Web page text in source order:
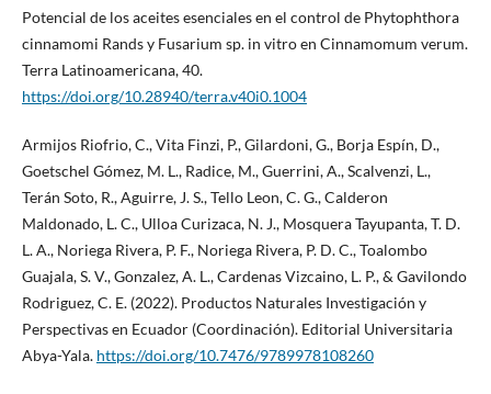
Potencial de los aceites esenciales en el control de Phytophthora
cinnamomi Rands y Fusarium sp. in vitro en Cinnamomum verum.
Terra Latinoamericana, 40.
https://doi.org/10.28940/terra.v40i0.1004
Armijos Riofrio, C., Vita Finzi, P., Gilardoni, G., Borja Espín, D.,
Goetschel Gómez, M. L., Radice, M., Guerrini, A., Scalvenzi, L.,
Terán Soto, R., Aguirre, J. S., Tello Leon, C. G., Calderon
Maldonado, L. C., Ulloa Curizaca, N. J., Mosquera Tayupanta, T. D.
L. A., Noriega Rivera, P. F., Noriega Rivera, P. D. C., Toalombo
Guajala, S. V., Gonzalez, A. L., Cardenas Vizcaino, L. P., & Gavilondo
Rodriguez, C. E. (2022). Productos Naturales Investigación y
Perspectivas en Ecuador (Coordinación). Editorial Universitaria
Abya-Yala. https://doi.org/10.7476/9789978108260